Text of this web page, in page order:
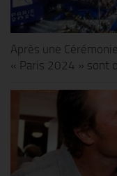
Après une
« Paris 2024 » sont